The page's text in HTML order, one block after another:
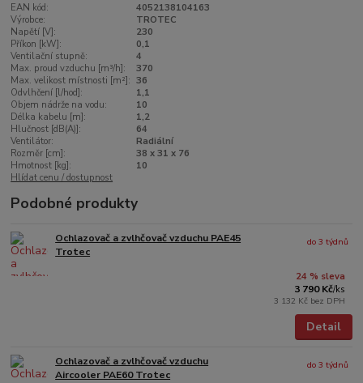
EAN kód:
4052138104163
Výrobce:
TROTEC
Napětí [V]:
230
Příkon [kW]:
0,1
Ventilační stupně:
4
Max. proud vzduchu [m³/h]:
370
Max. velikost místnosti [m²]: 36
Odvlhčení [l/hod]:
1,1
Objem nádrže na vodu:
10
Délka kabelu [m]:
1,2
Hlučnost [dB(A)]:
64
Ventilátor:
Radiální
Rozměr [cm]:
38 x 31 x 76
Hmotnost [kg]:
10
Hlídat cenu / dostupnost
Podobné produkty
Ochlazovač a zvlhčovač vzduchu PAE45
Trotec
24 % sleva
3 790 Kč/ks
3 132 Kč bez DPH
do 3 týdnů
Detail
Ochlazovač a zvlhčovač vzduchu
Aircooler PAE60 Trotec
do 3 týdnů